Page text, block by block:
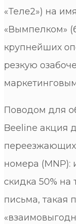
«Теле2») на
«Вымпелком»
крупнейших
резкую
Поводом для
Beeline акция
переезжающих
номера (MNP):
скидка 50%
письма, такая